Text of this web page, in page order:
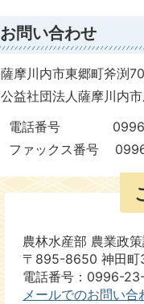
お問い合わせ
薩摩川内市東郷町斧渕
公益社団法人薩摩川内
電話番号 0996－
ファックス番号
農林水産部 農業政
〒895-8650 神田町
電話番号：0996-
メールでのお問い合